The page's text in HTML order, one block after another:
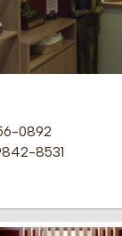
0892
8531